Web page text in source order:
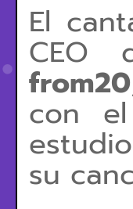
El
CEO
from20
con
su